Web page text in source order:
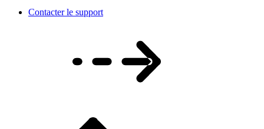
Contacter le support